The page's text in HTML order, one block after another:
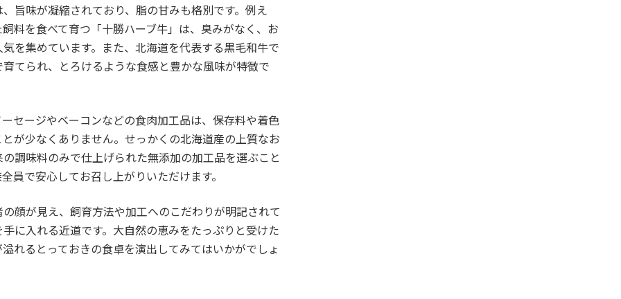
旨味が凝縮されており、脂の甘みも格別です。例え
料を食べて育つ「十勝ハーブ牛」は、臭みがなく、お
を集めています。また、北海道を代表する黒毛和牛で
てられ、とろけるような食感と豊かな風味が特徴で
セージやベーコンなどの食肉加工品は、保存料や着色
が少なくありません。せっかくの北海道産の上質なお
調味料のみで仕上げられた無添加の加工品を選ぶこと
員で安心してお召し上がりいただけます。
顔が見え、飼育方法や加工へのこだわりが明記されて
に入れる近道です。大自然の恵みをたっぷりと受けた
れるとっておきの食卓を演出してみてはいかがでしょ